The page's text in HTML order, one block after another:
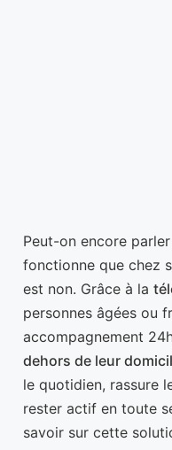
Peut-on encore
fonctionne que chez
est non. Grâce à la
personnes âgées ou
accompagnement
dehors de leur
le quotidien, rassure
rester actif en toute
savoir sur cette